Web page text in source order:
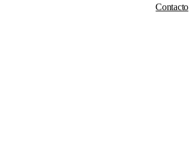
Contacto